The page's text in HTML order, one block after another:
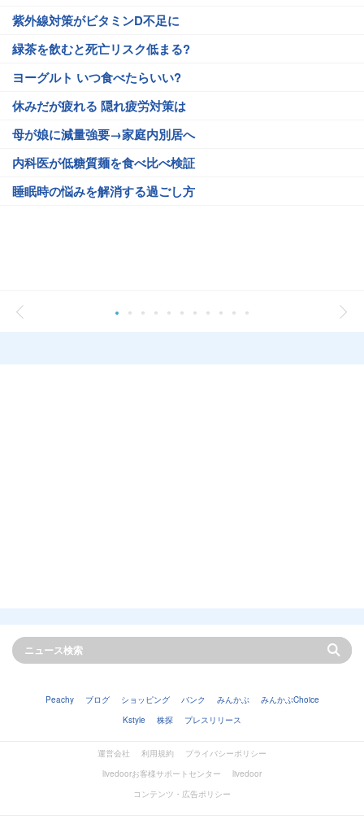
紫外線対策がビタミンD不足に
緑茶を飲むと死亡リスク低まる?
ヨーグルト いつ食べたらいい?
休みだが疲れる 隠れ疲労対策は
母が娘に減量強要→家庭内別居へ
内科医が低糖質麺を食べ比べ検証
睡眠時の悩みを解消する過ごし方
Peachy ブログ ショッピング バンク みんかぶ
みんかぶChoice
Kstyle
株探 プレスリリース
運営会社 利用規約
プライバシーポリシー
livedoorお客様サポートセンター
livedoor
コンテンツ・広告ポリシー